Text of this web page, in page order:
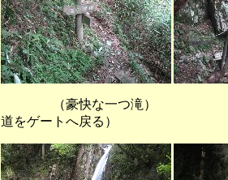
（豪快な一つ滝） （
道をゲートへ戻る）